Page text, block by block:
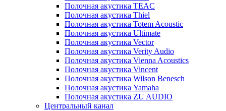
Полочная акустика TEAC
Полочная акустика Thiel
Полочная акустика Totem Acoustic
Полочная акустика Ultimate
Полочная акустика Vector
Полочная акустика Verity Audio
Полочная акустика Vienna Acoustics
Полочная акустика Vincent
Полочная акустика Wilson Benesch
Полочная акустика Yamaha
Полочная акустика ZU AUDIO
Центральный канал